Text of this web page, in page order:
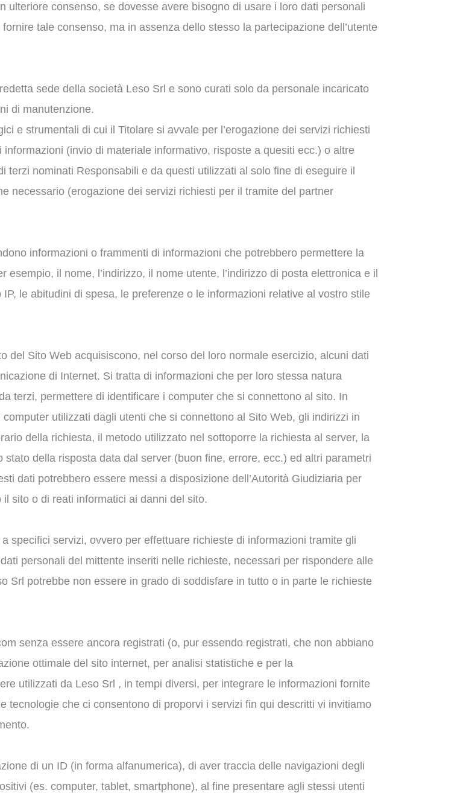
consenso, se dovesse avere bisogno di usare i loro dati personali
tale consenso, ma in assenza dello stesso la partecipazione dell’utente
sede della società Leso Srl e sono curati solo da personale incaricato
di manutenzione.
e strumentali di cui il Titolare si avvale per l’erogazione dei servizi richiesti
(invio di materiale informativo, risposte a quesiti ecc.) o altre
nominati Responsabili e da questi utilizzati al solo fine di eseguire il
necessario (erogazione dei servizi richiesti per il tramite del partner
informazioni o frammenti di informazioni che potrebbero permettere la
il nome, l’indirizzo, il nome utente, l’indirizzo di posta elettronica e il
le abitudini di spesa, le preferenze o le informazioni relative al vostro stile
Sito Web acquisiscono, nel corso del loro normale esercizio, alcuni dati
di Internet. Si tratta di informazioni che per loro stessa natura
terzi, permettere di identificare i computer che si connettono al sito. In
utilizzati dagli utenti che si connettono al Sito Web, gli indirizzi in
della richiesta, il metodo utilizzato nel sottoporre la richiesta al server, la
della risposta data dal server (buon fine, errore, ecc.) ed altri parametri
dati potrebbero essere messi a disposizione dell’Autorità Giudiziaria per
sito o di reati informatici ai danni del sito.
specifici servizi, ovvero per effettuare richieste di informazioni tramite gli
personali del mittente inseriti nelle richieste, necessari per rispondere alle
Srl potrebbe non essere in grado di soddisfare in tutto o in parte le richieste
senza essere ancora registrati (o, pur essendo registrati, che non abbiano
ottimale del sito internet, per analisi statistiche e per la
utilizzati da Leso Srl , in tempi diversi, per integrare le informazioni fornite
tecnologie che ci consentono di proporvi i servizi fin qui descritti vi invitiamo
di un ID (in forma alfanumerica), di aver traccia delle navigazioni degli
(es. computer, tablet, smartphone), al fine presentare agli stessi utenti